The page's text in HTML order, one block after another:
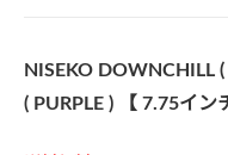
NISEKO DOWNCHILL
( PURPLE ) 【 7.75イン